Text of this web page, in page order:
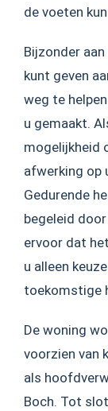
de voeten
Bijzonder
kunt geven
weg te
u gemaakt.
mogelijkheid
afwerking op
Gedurende
begeleid
ervoor dat
u alleen
toekomstige
De woning
voorzien van
als
Boch. Tot